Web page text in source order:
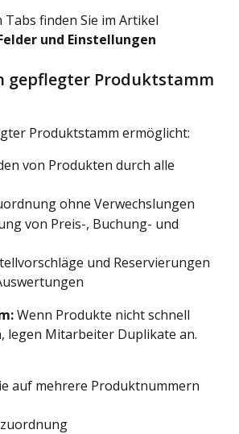
finden Sie im Artikel
und Einstellungen
gepflegter Produktstamm
Produktstamm ermöglicht:
von Produkten durch alle
ohne Verwechslungen
von Preis-, Buchung- und
und Reservierungen
Wenn Produkte nicht schnell
legen Mitarbeiter Duplikate an.
auf mehrere Produktnummern